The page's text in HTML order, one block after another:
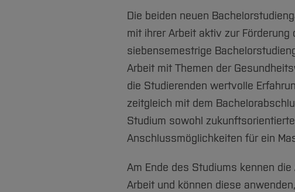
Die beiden neuen
mit ihrer Arbeit aktiv zur
siebensemestrige
Arbeit mit Themen der
die Studierenden wertvolle
zeitgleich mit dem
Studium sowohl
Anschlussmöglichkeiten für ein
Am Ende des Studiums kennen
Arbeit und können diese